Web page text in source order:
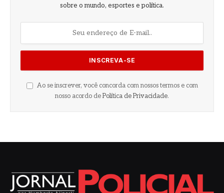
sobre o mundo, esportes e política.
Ao se inscrever, você concorda com nossos termos e com
nosso acordo de Política de Privacidade.